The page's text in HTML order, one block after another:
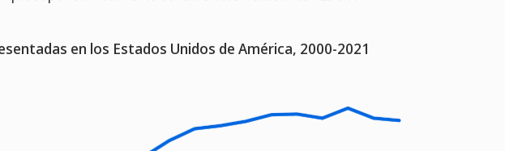
en los Estados Unidos de América, 2000-2021